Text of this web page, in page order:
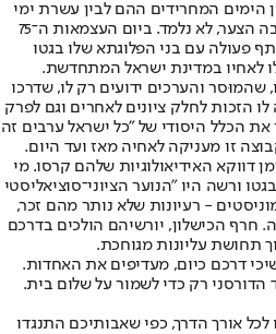
הימים המחרידים ההם לבין עשרת ימי
התקומה של שנה זו. הלקח, למרבה הצער, לא נלמד. ביום העצמאות ה־75
פעולה עם בני הפלוגתא שלו בגטו
לאחיו במדינת ישראל המתחדשת.
והערכים ידועים רק לו, שדרכו
הזכות לחלק ציונים לאחרים וגם לפרק
הכלל היסודי של "כל ישראל ערבים זה
זו מעניקה לאחיה מאז ועד היום.
דווקא האידיאולוגיות שלהם קרסו. מי
ורשה היו "הנוער הציוני־סוציאליסטי
- רעיונות שלא נותר מהם זכר,
חרף הכישלון, יורשיהם הולכים בדרכם
תחושת עליונות מגוחכת.
דרכם כיום, מעדיפים את האחדות.
רק כדי לשמור על שלום בית.
אורך הדרך, כפי שאבותיכם התנגדו